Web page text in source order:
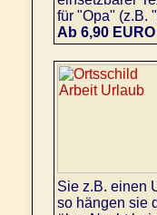
für "Opa" (z.B.
Ab 6,90 EURO
Sie z.B. einen
so hängen sie